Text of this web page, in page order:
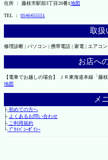
住所 ： 藤枝市駅前3丁目20番1地図
TEL ： 0546455551
取扱
修理診断 | パソコン | 携帯電話 | 家電 | エアコ
お店へ
【電車でお越しの場合】 ＪＲ東海道本線「藤
地図
メ
├初めての方へ
├ よくあるお問い合わせ
├ご利用規約
└ﾌﾟﾗｲﾊﾞｼｰﾎﾟﾘｼｰ